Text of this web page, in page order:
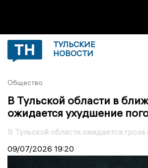
ТУЛЬСКИЕ
НОВОСТИ
Общество
В Тульской области в
ожидается ухудшение
В Тульской области ожидается гроза
09/07/2026 19:20